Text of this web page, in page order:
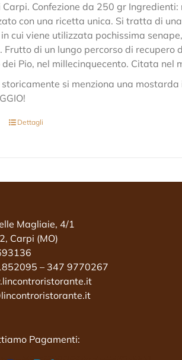
Confezione da 250 gr
con una ricetta unica. Si tratta di
cui viene utilizzata pochissima
Frutto di un lungo percorso di
Pio, nel millecinquecento. Citata nel
storicamente si menziona una
Dettagli
Magliaie, 4/1
Carpi (MO)
– 347 9770267
Pagamenti: